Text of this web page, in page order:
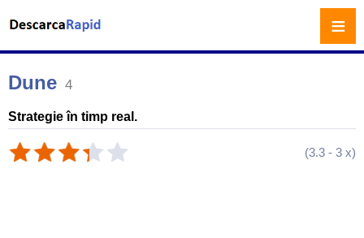
Dune 4
Strategie în timp real.
(3.3 - 3 x)
≡